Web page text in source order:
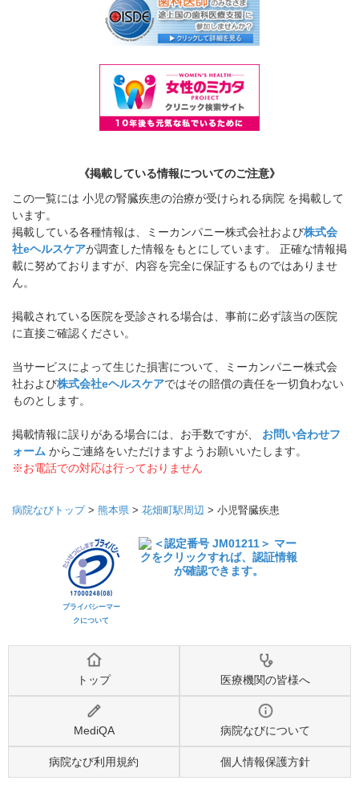
《掲載している情報についてのご注意》
この一覧には 小児の腎臓疾患の治療が受けられる病院 を掲載して
います。
掲載している各種情報は、ミーカンパニー株式会社および株式会
社eヘルスケアが調査した情報をもとにしています。 正確な情報掲
載に努めておりますが、内容を完全に保証するものではありませ
ん。
掲載されている医院を受診される場合は、事前に必ず該当の医院
に直接ご確認ください。
当サービスによって生じた損害について、ミーカンパニー株式会
社および株式会社eヘルスケアではその賠償の責任を一切負わない
ものとします。
掲載情報に誤りがある場合には、お手数ですが、 お問い合わせフ
ォーム からご連絡をいただけますようお願いいたします。
※お電話での対応は行っておりません
病院なびトップ> 熊本県 > 花畑町駅周辺 > 小児腎臓疾患
プライバシーマー
クについて
トップ 医療機関の皆様へ
MediQA 病院なびについて
病院なび利用規約 個人情報保護方針